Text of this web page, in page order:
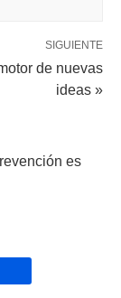
SIGUIENTE
de nuevas
ideas »
es